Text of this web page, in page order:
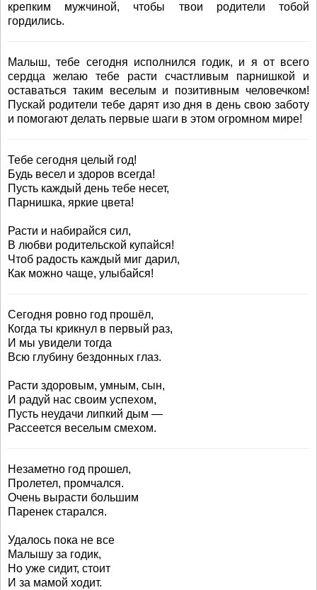
крепким мужчиной, чтобы твои родители тобой
гордились.
Малыш, тебе сегодня исполнился годик, и я от всего
сердца желаю тебе расти счастливым парнишкой и
оставаться таким веселым и позитивным человечком!
Пускай родители тебе дарят изо дня в день свою заботу
и помогают делать первые шаги в этом огромном мире!
Тебе сегодня целый год!
Будь весел и здоров всегда!
Пусть каждый день тебе несет,
Парнишка, яркие цвета!
Расти и набирайся сил,
В любви родительской купайся!
Чтоб радость каждый миг дарил,
Как можно чаще, улыбайся!
Сегодня ровно год прошёл,
Когда ты крикнул в первый раз,
И мы увидели тогда
Всю глубину бездонных глаз.
Расти здоровым, умным, сын,
И радуй нас своим успехом,
Пусть неудачи липкий дым —
Рассеется веселым смехом.
Незаметно год прошел,
Пролетел, промчался.
Очень вырасти большим
Паренек старался.
Удалось пока не все
Малышу за годик,
Но уже сидит, стоит
И за мамой ходит.